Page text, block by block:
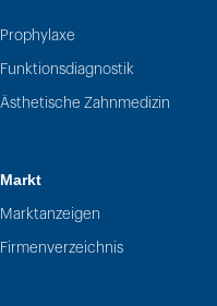
Prophylaxe
Funktionsdiagnostik
Ästhetische Zahnmedizin
Markt
Marktanzeigen
Firmenverzeichnis